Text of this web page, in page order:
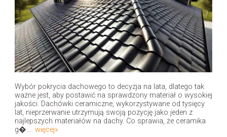
Wybór pokrycia dachowego to decyzja na lata, dlatego tak
ważne jest, aby postawić na sprawdzony materiał o wysokiej
jakości. Dachówki ceramiczne, wykorzystywane od tysięcy
lat, nieprzerwanie utrzymują swoją pozycję jako jeden z
najlepszych materiałów na dachy. Co sprawia, że ceramika
g�... więcej»